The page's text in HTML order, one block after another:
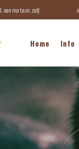
ma t.e.m. zat)
Home Info